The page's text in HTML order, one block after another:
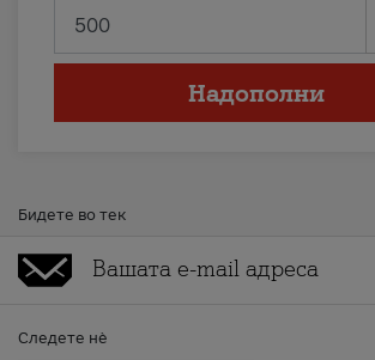
Надополни
Бидете во тек
Следете нè